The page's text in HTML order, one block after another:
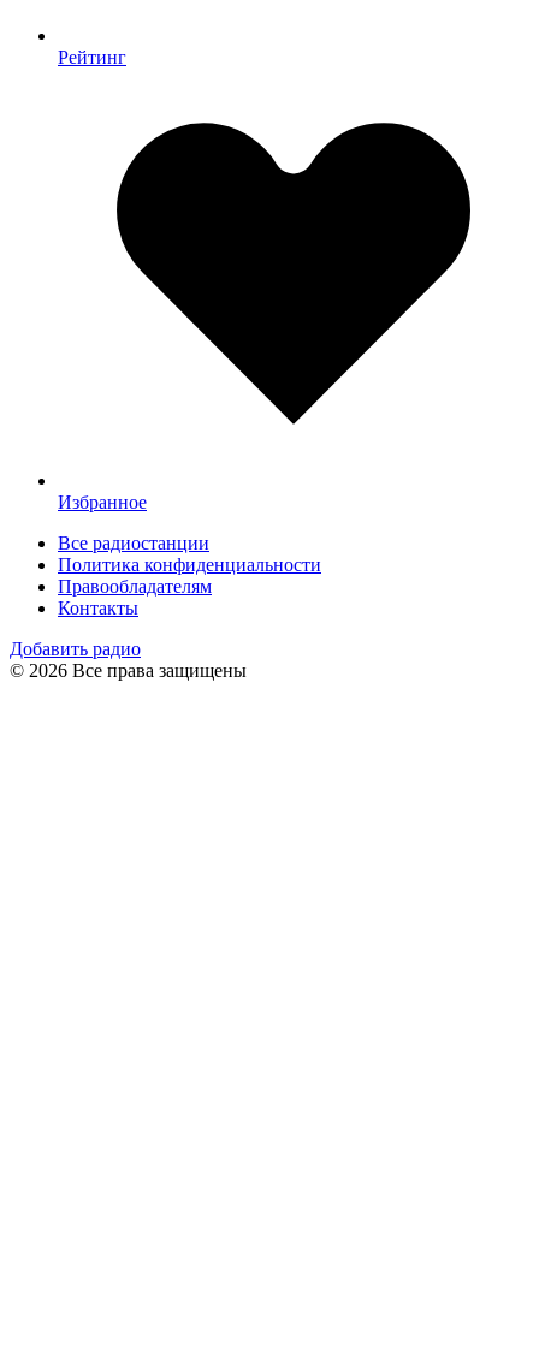
Рейтинг
Избранное
Все радиостанции
Политика конфиденциальности
Правообладателям
Контакты
Добавить радио
© 2026 Все права защищены